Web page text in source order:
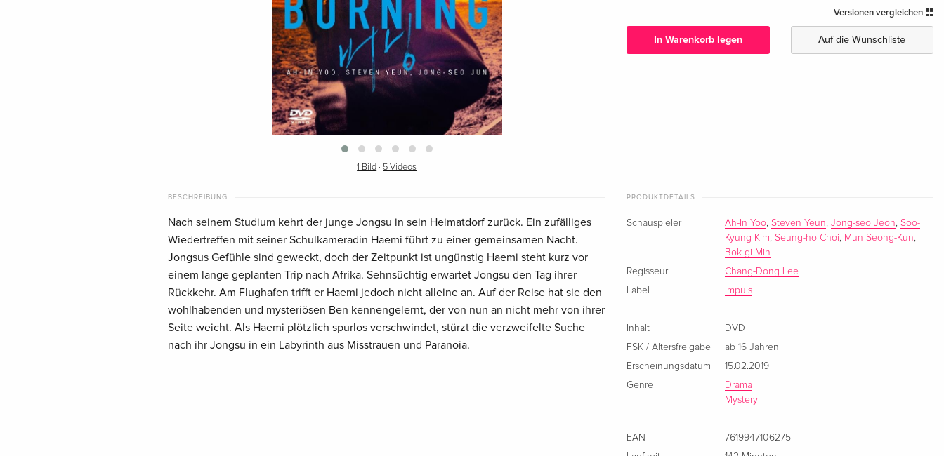
1 Bild · 5 Videos
Deutsch
CHF 19.50
Versionen vergleichen
In Warenkorb legen Auf die Wunschliste
BESCHREIBUNG
Nach seinem Studium kehrt der junge Jongsu in sein Heimatdorf zurück. Ein zufälliges
Wiedertreffen mit seiner Schulkameradin Haemi führt zu einer gemeinsamen Nacht.
Jongsus Gefühle sind geweckt, doch der Zeitpunkt ist ungünstig Haemi steht kurz vor
einem lange geplanten Trip nach Afrika. Sehnsüchtig erwartet Jongsu den Tag ihrer
Rückkehr. Am Flughafen trifft er Haemi jedoch nicht alleine an. Auf der Reise hat sie den
wohlhabenden und mysteriösen Ben kennengelernt, der von nun an nicht mehr von ihrer
Seite weicht. Als Haemi plötzlich spurlos verschwindet, stürzt die verzweifelte Suche
nach ihr Jongsu in ein Labyrinth aus Misstrauen und Paranoia.
PRODUKTDETAILS
Schauspieler Ah-In Yoo,Steven Yeun,Jong-seo Jeon,Soo-
Kyung Kim,Seung-ho Choi, Mun Seong-Kun,
Bok-gi Min
Regisseur
Chang-Dong Lee
Label
Impuls
Inhalt
DVD
FSK / Altersfreigabe
ab 16 Jahren
Erscheinungsdatum
15.02.2019
Genre
Drama
Mystery
EAN
7619947106275